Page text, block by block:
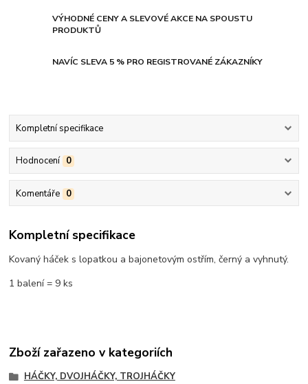
VÝHODNÉ CENY A SLEVOVÉ AKCE NA SPOUSTU
PRODUKTŮ
NAVÍC SLEVA 5 % PRO REGISTROVANÉ ZÁKAZNÍKY
Kompletní specifikace
Hodnocení 0
Komentáře 0
Kompletní specifikace
Kovaný háček s lopatkou a bajonetovým ostřím, černý a vyhnutý.
1 balení = 9 ks
Zboží zařazeno v kategoriích
HÁČKY, DVOJHÁČKY, TROJHÁČKY